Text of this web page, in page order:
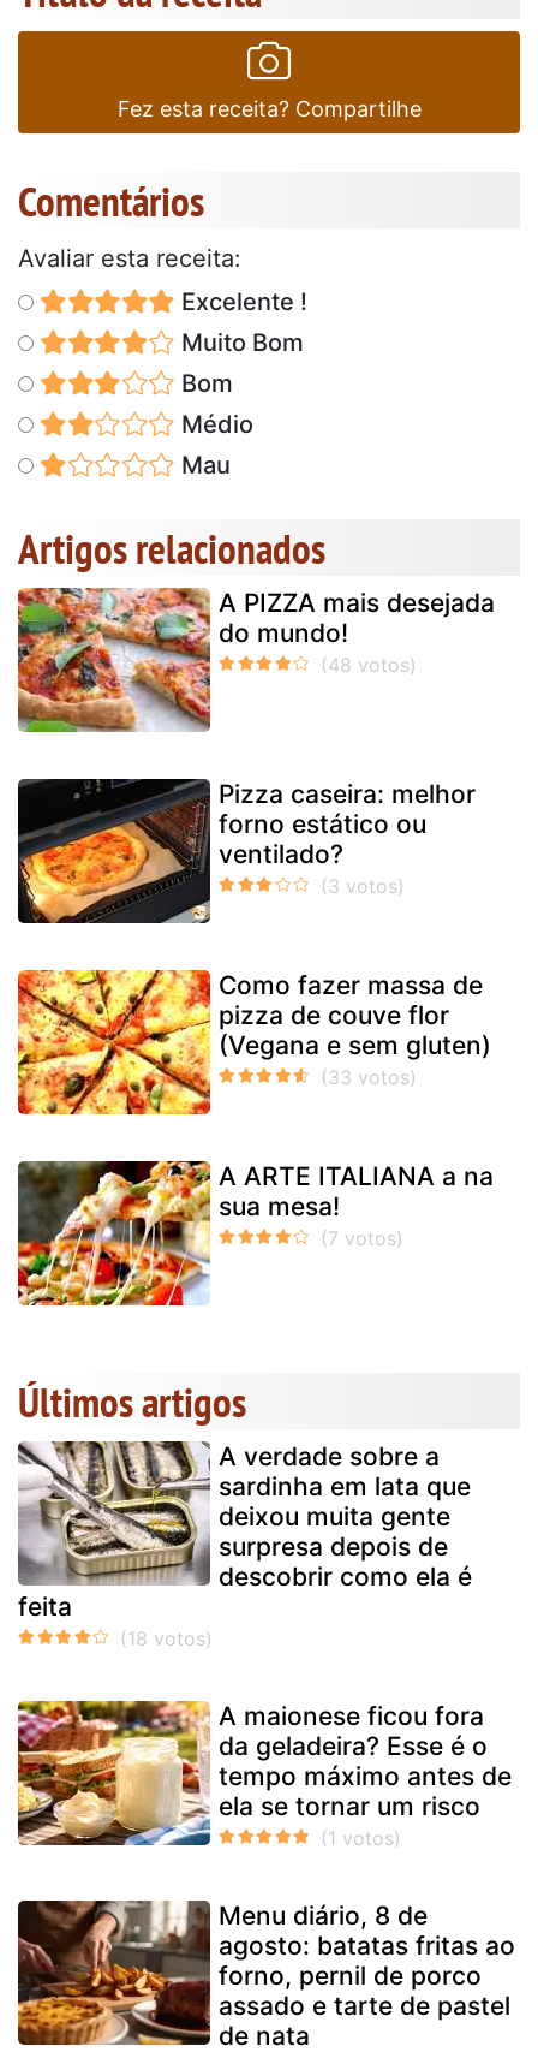
Fez esta receita? Compartilhe
Comentários
Avaliar esta receita:
Excelente !
Muito Bom
Bom
Médio
Mau
Artigos relacionados
A PIZZA mais desejada
do mundo!
Pizza caseira: melhor
forno estático ou
ventilado?
Como fazer massa de
pizza de couve flor
(Vegana e sem gluten)
A ARTE ITALIANA a na
sua mesa!
Últimos artigos
A verdade sobre a
sardinha em lata que
deixou muita gente
surpresa depois de
descobrir como ela é
feita
A maionese ficou fora
da geladeira? Esse é o
tempo máximo antes de
ela se tornar um risco
Menu diário, 8 de
agosto: batatas fritas ao
forno, pernil de porco
assado e tarte de pastel
de nata